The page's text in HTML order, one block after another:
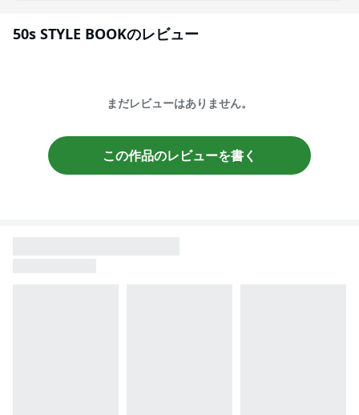
50s STYLE BOOKのレビュー
まだレビューはありません。
この作品のレビューを書く